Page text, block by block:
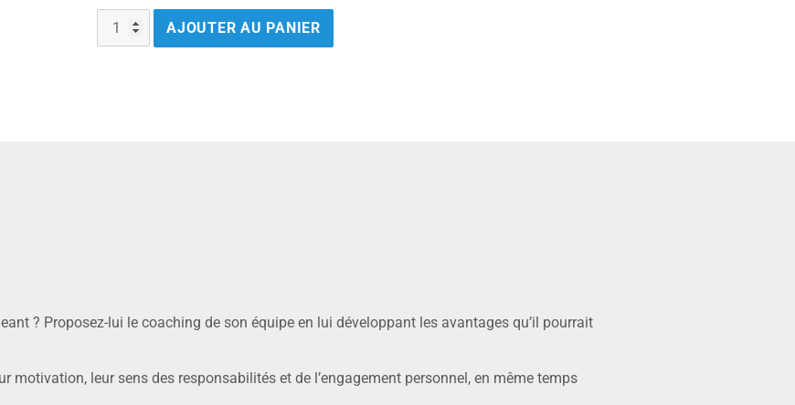
AJOUTER AU PANIER
? Proposez-lui le coaching de son équipe en lui développant les avantages qu’il pourrait
motivation, leur sens des responsabilités et de l’engagement personnel, en même temps